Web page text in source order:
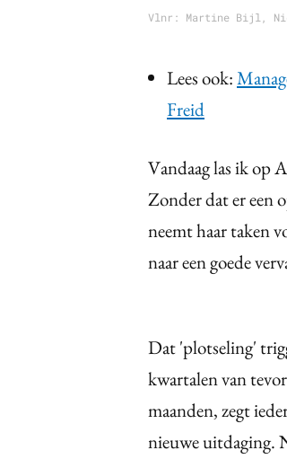
Vlnr: Martine Bijl,
Lees ook:
Freid
Vandaag las ik op
Zonder dat er een
neemt haar taken
naar een goede
Dat 'plotseling'
kwartalen van
maanden, zegt
nieuwe uitdaging.